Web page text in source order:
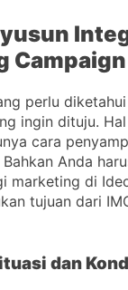
Campaign
perlu
ingin dituju.
cara
Anda
marketing di
tujuan dari
dan